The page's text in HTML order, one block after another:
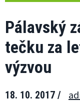
Pálavský
tečku za
výzvou
18. 10. 2017 /